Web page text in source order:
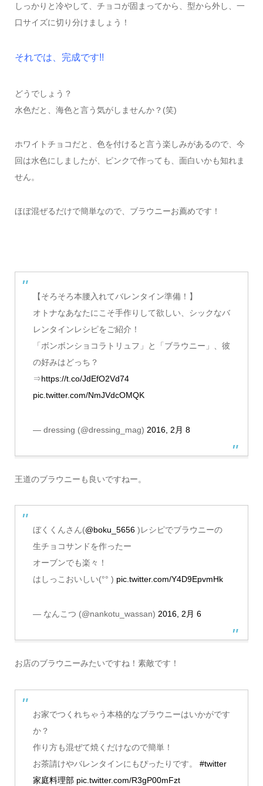
しっかりと冷やして、チョコが固まってから、型から外し、一
口サイズに切り分けましょう！
それでは、完成です!!
どうでしょう？
水色だと、海色と言う気がしませんか？(笑)
ホワイトチョコだと、色を付けると言う楽しみがあるので、今
回は水色にしましたが、ピンクで作っても、面白いかも知れま
せん。
ほぼ混ぜるだけで簡単なので、ブラウニーお薦めです！
【そろそろ本腰入れてバレンタイン準備！】
オトナなあなたにこそ手作りして欲しい、シックなバ
レンタインレシピをご紹介！
「ボンボンショコラトリュフ」と「ブラウニー」、彼
の好みはどっち？
⇒https://t.co/JdEfO2Vd74
pic.twitter.com/NmJVdcOMQK
— dressing (@dressing_mag) 2016, 2月 8
王道のブラウニーも良いですねー。
ぼくくんさん(@boku_5656)レシピでブラウニーの
生チョコサンドを作ったー
オーブンでも楽々！
はしっこおいしい(°° ) pic.twitter.com/Y4D9EpvmHk
— なんこつ (@nankotu_wassan) 2016, 2月 6
お店のブラウニーみたいですね！素敵です！
お家でつくれちゃう本格的なブラウニーはいかがです
か？
作り方も混ぜて焼くだけなので簡単！
お茶請けやバレンタインにもぴったりです。 #twitter
家庭料理部 pic.twitter.com/R3gP00mFzt